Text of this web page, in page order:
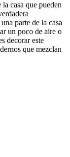
casa que pueden
parte de la casa
un poco de aire o
decorar este
que mezclan